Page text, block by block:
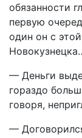
обязанности
первую
один он с
— Деньги
гораздо
говоря,
—